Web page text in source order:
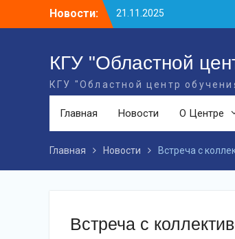
Новости:
21.11.2025
10 ноября 2025 года
области МВД РК
краткосрочный курс по
казахского языка и
18 декабря 2025 года по
масштабный форум под
лингвистика: эпоха
КГУ "Областной
КГУ "Областной центр
Главная Новости О Центре
Главная Новости Встреча с
Встреча с